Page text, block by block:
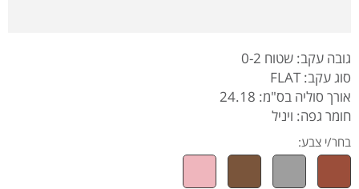
גובה עקב: שטוח 0-2
סוג עקב: FLAT
אורך סוליה בס"מ: 24.18
חומר גפה: ויניל
בחר/י צבע: